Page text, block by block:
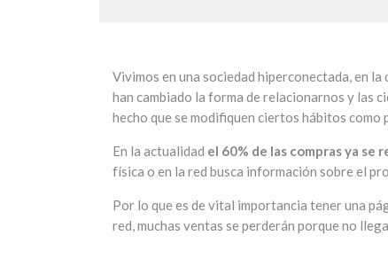
Vivimos en una sociedad hiperconectada, en
han cambiado la forma de relacionarnos y las
hecho que se modifiquen ciertos hábitos como
En la actualidad el 60% de las compras ya se
física o en la red busca información sobre el
Por lo que es de vital importancia tener una
red, muchas ventas se perderán porque no